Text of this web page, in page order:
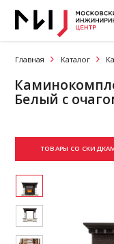
Главная Каталог
Белый с
ТОВАРЫ СО